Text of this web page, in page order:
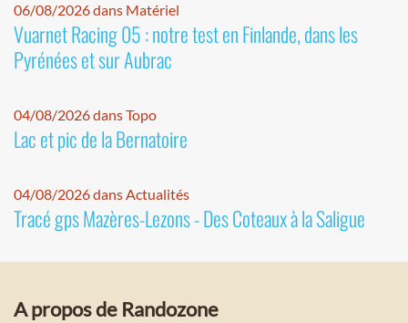
06/08/2026 dans Matériel
Vuarnet Racing 05 : notre test en Finlande, dans les
Pyrénées et sur Aubrac
04/08/2026 dans Topo
Lac et pic de la Bernatoire
04/08/2026 dans Actualités
Tracé gps Mazères-Lezons - Des Coteaux à la Saligue
A propos de Randozone